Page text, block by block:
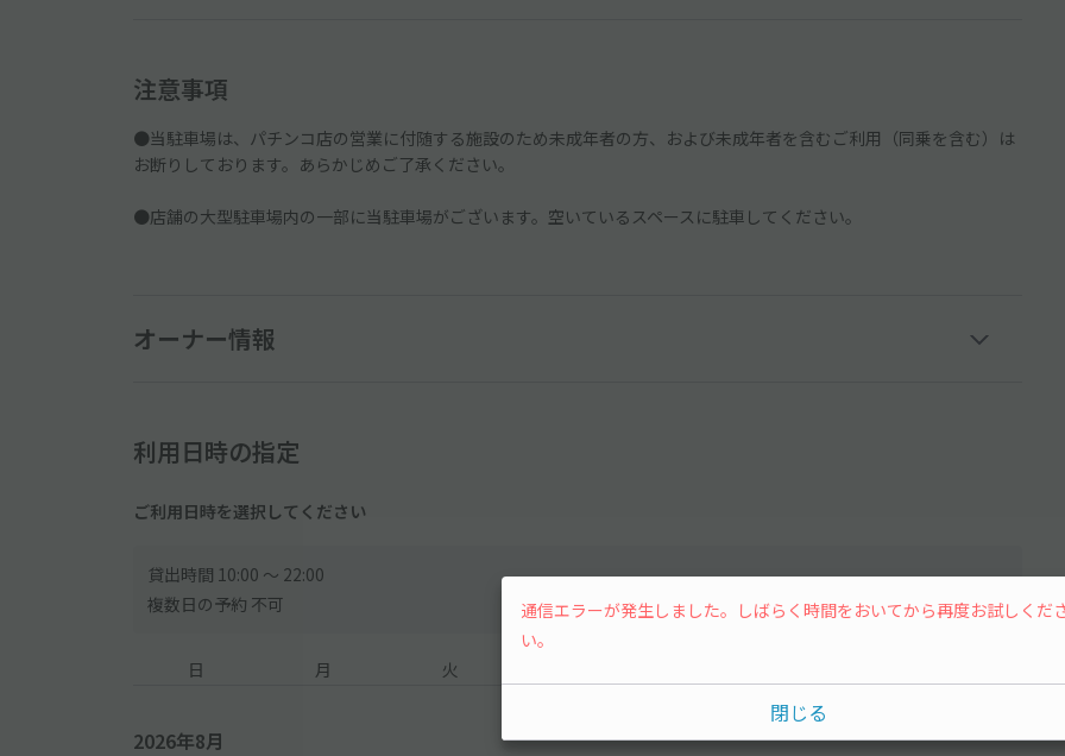
注意事項
●当駐車場は、パチンコ店の営業に付随する施設のため未成年者の方、および未成年者を含むご利用（同乗を含む）は
お断りしております。あらかじめご了承ください。
●店舗の大型駐車場内の一部に当駐車場がございます。空いているスペースに駐車してください。
オーナー情報
利用日時の指定
ご利用日時を選択してください
貸出時間 10:00 〜 22:00
複数日の予約 不可
日 月 火
2026年8月
通信エラーが発生しました。しばらく時間をおいてから再度お試しくだ
い。
閉じる